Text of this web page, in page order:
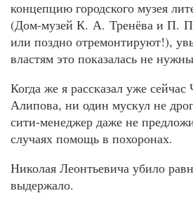
концепцию городского музея
(Дом-музей К. А. Тренёва и П.
или поздно отремонтируют!),
властям это показалась не
Когда же я рассказал уже
Алипова, ни один мускул не
сити-менеджер даже не
случаях помощь в похоронах.
Николая Леонтьевича убило
выдержало.